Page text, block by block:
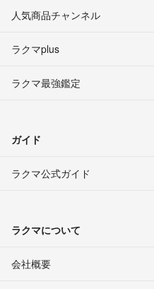
人気商品チャンネル
ラクマplus
ラクマ最強鑑定
ガイド
ラクマ公式ガイド
ラクマについて
会社概要